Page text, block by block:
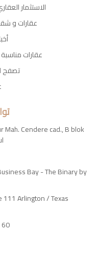
الاستثمار
عقارات و
عقارات
تصفح
Mah. Cendere cad., B blok
Bay - The Binary by
Arlington / Texas